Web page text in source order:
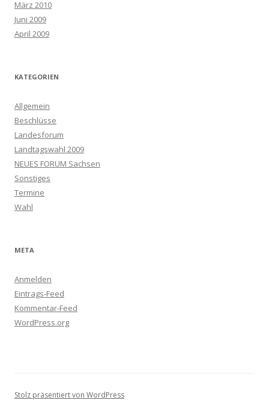
März 2010
Juni 2009
April 2009
KATEGORIEN
Allgemein
Beschlüsse
Landesforum
Landtagswahl 2009
NEUES FORUM Sachsen
Sonstiges
Termine
Wahl
META
Anmelden
Eintrags-Feed
Kommentar-Feed
WordPress.org
Stolz präsentiert von WordPress